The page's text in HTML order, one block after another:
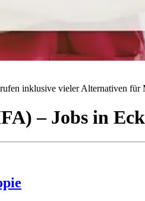
inklusive vieler Alternativen für
– Jobs in